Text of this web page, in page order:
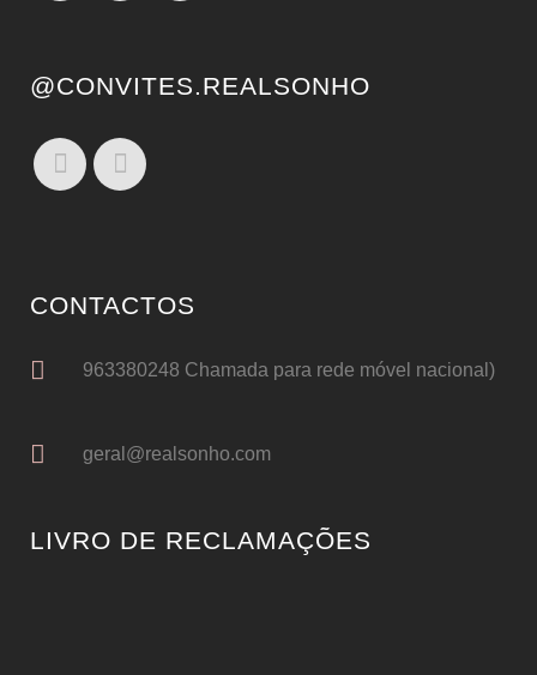
@CONVITES.REALSONHO
CONTACTOS
963380248 Chamada para rede móvel nacional)
geral@realsonho.com
LIVRO DE RECLAMAÇÕES